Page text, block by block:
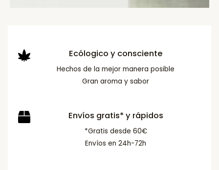
Ecólogico y consciente
Hechos de la mejor manera posible
Gran aroma y sabor
Envíos gratis* y rápidos
*Gratis desde 60€
Envíos en 24h-72h